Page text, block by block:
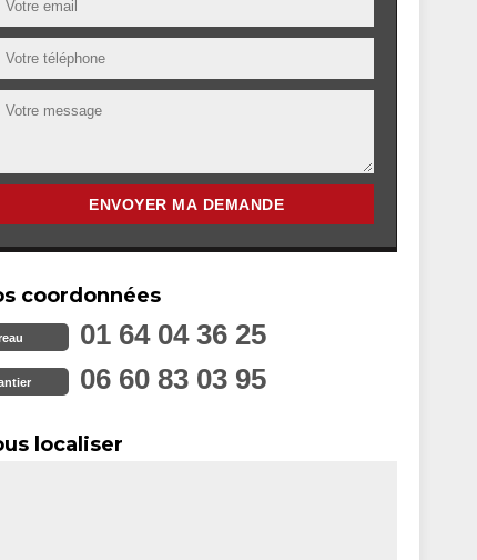
coordonnées
01 64 04 36 25
06 60 83 03 95
localiser